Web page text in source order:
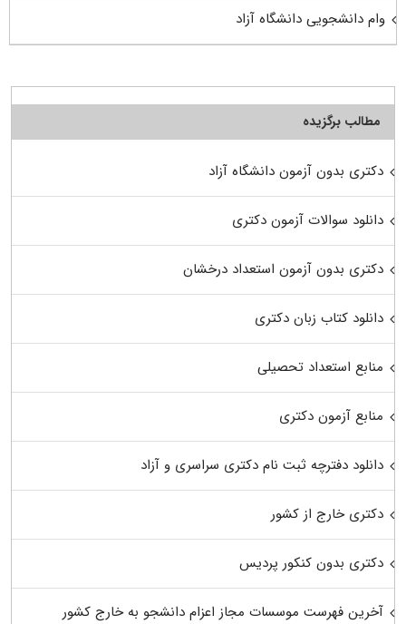
وام دانشجویی دانشگاه آزاد
مطالب برگزیده
دکتری بدون آزمون دانشگاه آزاد
دانلود سوالات آزمون دکتری
دکتری بدون آزمون استعداد درخشان
دانلود کتاب زبان دکتری
منابع استعداد تحصیلی
منابع آزمون دکتری
دانلود دفترچه ثبت نام دکتری سراسری و آزاد
دکتری خارج از کشور
دکتری بدون کنکور پردیس
آخرین فهرست موسسات مجاز اعزام دانشجو به خارج کشور